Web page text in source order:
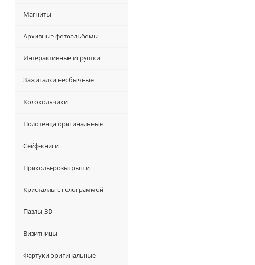
Магниты
Архивные фотоальбомы
Интерактивные игрушки
Зажигалки необычные
Колокольчики
Полотенца оригинальные
Сейф-книги
Приколы-розыгрыши
Кристаллы с голограммой
Пазлы-ЗD
Визитницы
Фартуки оригинальные